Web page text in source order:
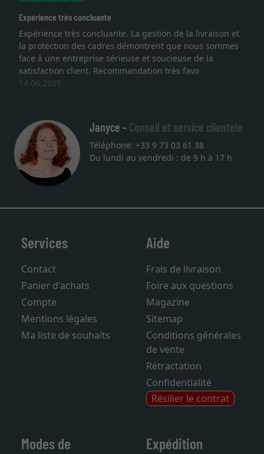
Expérience très concluante
Expérience très concluante. La gestion de la livraison et
la protection des cadres démontrent que nous sommes
face à une entreprise sérieuse et soucieuse de la
satisfaction client. Recommandation très favo
14.06.2025
Janyce - Conseil et service clientèle
Téléphone: +33 9 73 03 61 38
Du lundi au vendredi : de 9 h à 17 h
Services
Contact
Panier d'achats
Compte
Mentions légales
Ma liste de souhaits
Aide
Frais de livraison
Foire aux questions
Magazine
Sitemap
Conditions générales
de vente
Rétractation
Confidentialité
Résilier le contrat
Modes de
Expédition